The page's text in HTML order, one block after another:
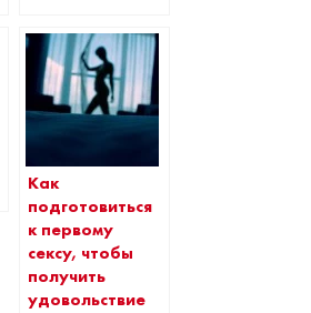
Как
подготовиться
к первому
сексу, чтобы
получить
удовольствие